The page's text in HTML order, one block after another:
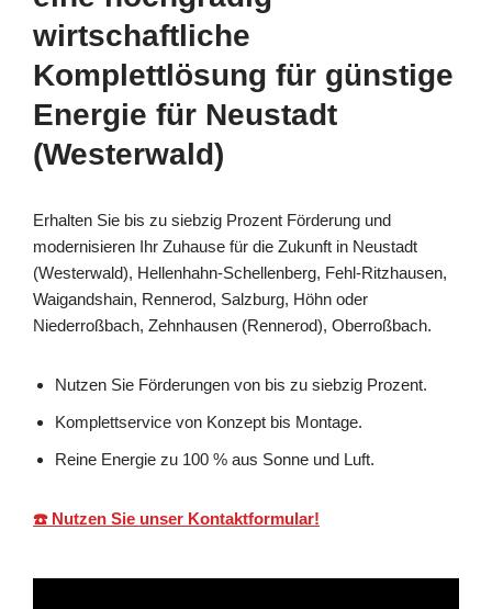
wirtschaftliche
Komplettlösung für günstige
Energie für Neustadt
(Westerwald)
Erhalten Sie bis zu siebzig Prozent Förderung und
modernisieren Ihr Zuhause für die Zukunft in Neustadt
(Westerwald), Hellenhahn-Schellenberg, Fehl-Ritzhausen,
Waigandshain, Rennerod, Salzburg, Höhn oder
Niederroßbach, Zehnhausen (Rennerod), Oberroßbach.
Nutzen Sie Förderungen von bis zu siebzig Prozent.
Komplettservice von Konzept bis Montage.
Reine Energie zu 100 % aus Sonne und Luft.
☎️ Nutzen Sie unser Kontaktformular!